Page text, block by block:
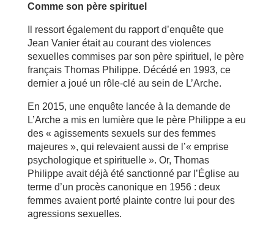
Comme son père spirituel
Il ressort également du rapport d’enquête que
Jean Vanier était au courant des violences
sexuelles commises par son père spirituel, le père
français Thomas Philippe. Décédé en 1993, ce
dernier a joué un rôle-clé au sein de L’Arche.
En 2015, une enquête lancée à la demande de
L’Arche a mis en lumière que le père Philippe a eu
des « agissements sexuels sur des femmes
majeures », qui relevaient aussi de l’« emprise
psychologique et spirituelle ». Or, Thomas
Philippe avait déjà été sanctionné par l’Église au
terme d’un procès canonique en 1956 : deux
femmes avaient porté plainte contre lui pour des
agressions sexuelles.